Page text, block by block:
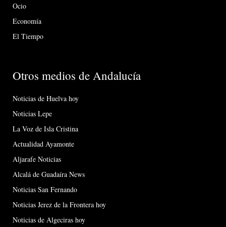
Ocio
Economía
El Tiempo
Otros medios de Andalucía
Noticias de Huelva hoy
Noticias Lepe
La Voz de Isla Cristina
Actualidad Ayamonte
Aljarafe Noticias
Alcalá de Guadaíra News
Noticias San Fernando
Noticias Jerez de la Frontera hoy
Noticias de Algeciras hoy